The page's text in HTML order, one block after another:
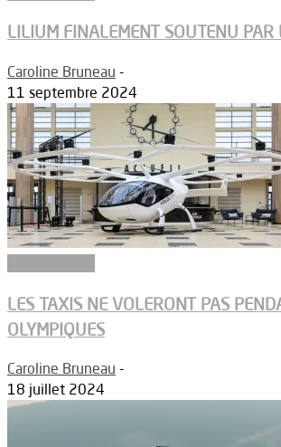
LILIUM FINALEMENT SOUTENU PAR
Caroline Bruneau -
11 septembre 2024
LES TAXIS NE VOLERONT PAS
OLYMPIQUES
Caroline Bruneau -
18 juillet 2024